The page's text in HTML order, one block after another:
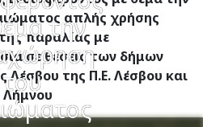
απλής χρήσης
παραλίας με
σε θέσεις των δήμων
Λέσβου της Π.Ε. Λέσβου και
Λήμνου
την
του